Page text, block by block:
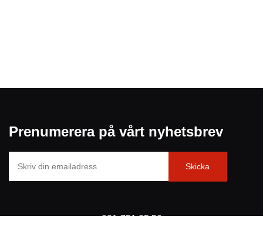
Prenumerera på vårt nyhetsbrev
031-751 25 50